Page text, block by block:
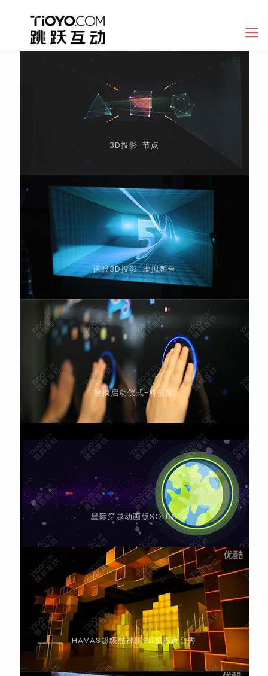
3D投影-节点
裸眼3D投影-虚拟舞台
触摸启动仪式-科技版
星际穿越动画版SOLUS
HAVAS超级酷裸眼3D投影舞台秀